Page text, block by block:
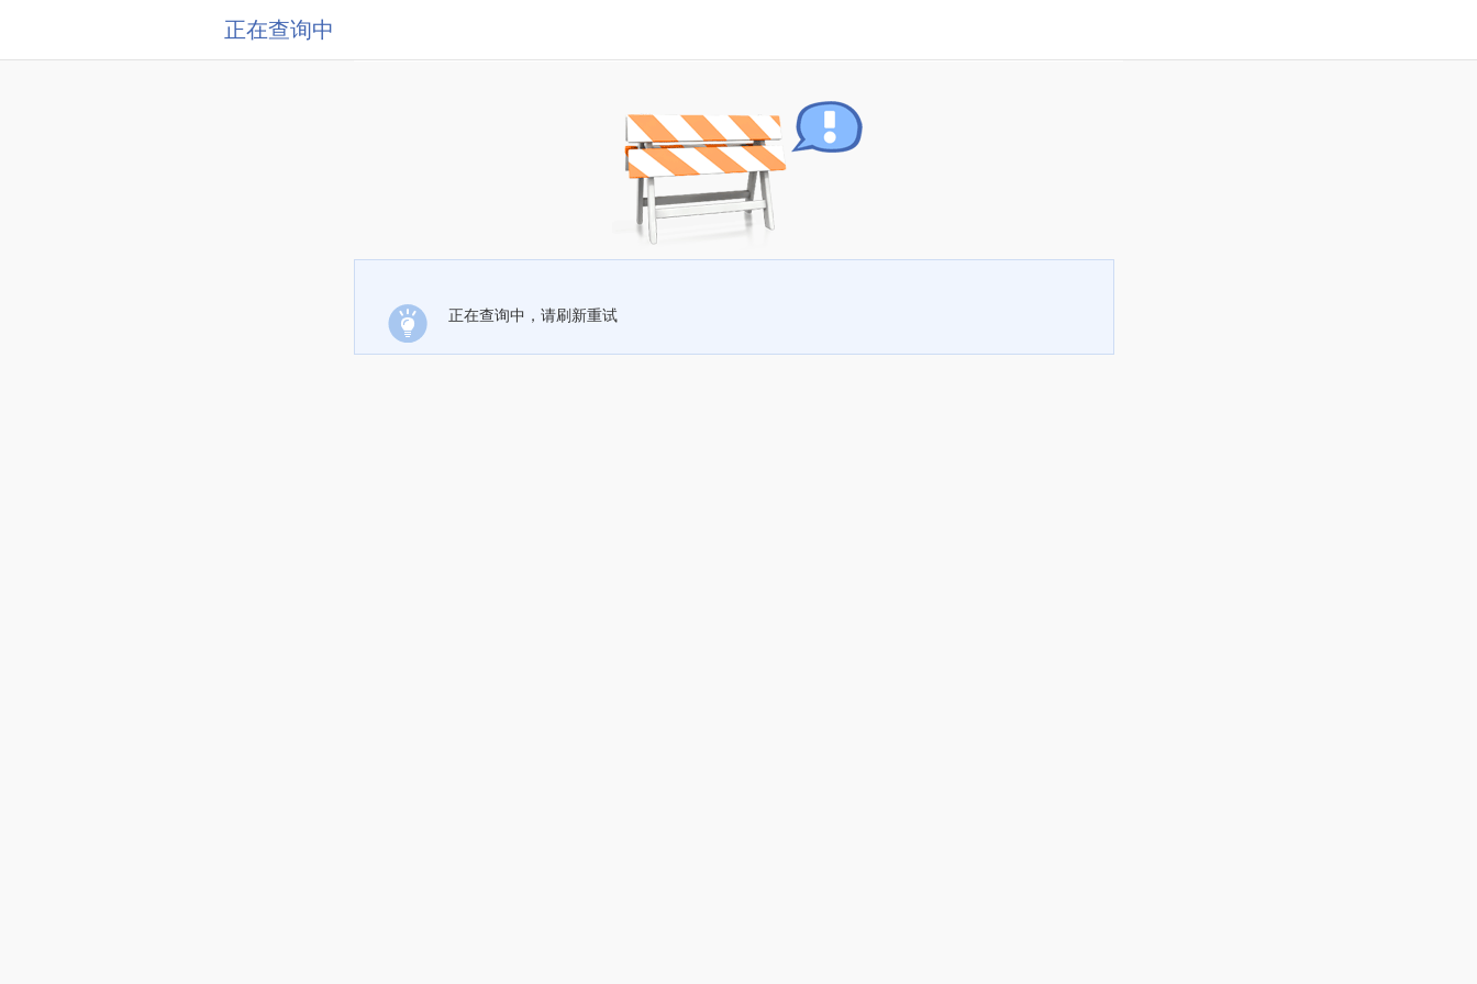
正在查询中
正在查询中，请刷新重试